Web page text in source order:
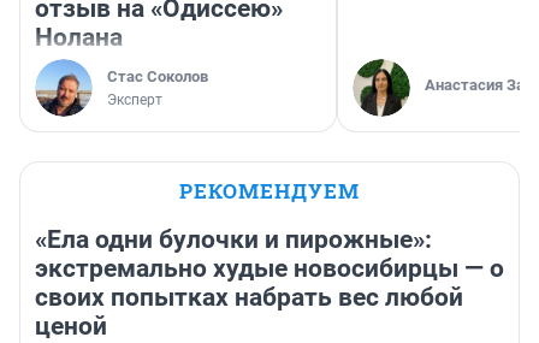
отзыв на «Одиссею»
Нолана
Стас Соколов
Эксперт
Анастасия
РЕКОМЕНДУЕМ
«Ела одни булочки и пирожные»:
экстремально худые новосибирцы — о
своих попытках набрать вес любой
ценой